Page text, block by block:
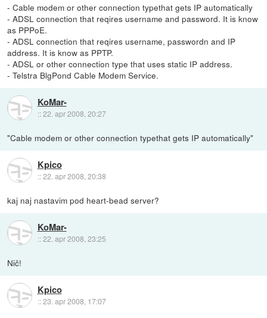
- Cable modem or other connection typethat gets IP automatically
- ADSL connection that reqires username and password. It is know
as PPPoE.
- ADSL connection that reqires username, passwordn and IP
address. It is know as PPTP.
- ADSL or other connection type that uses static IP address.
- Telstra BlgPond Cable Modem Service.
KoMar-
::22. apr 2008, 20:27
"Cable modem or other connection typethat gets IP automatically"
Kpico
::22. apr 2008, 20:38
kaj naj nastavim pod heart-bead server?
KoMar-
::22. apr 2008, 23:25
Nič!
Kpico
::23. apr 2008, 17:07